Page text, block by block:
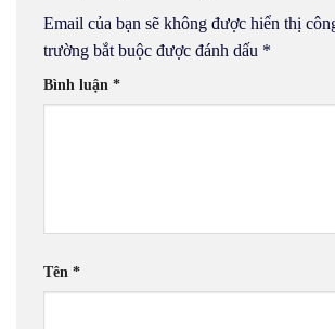
Email của bạn sẽ không được hiển thị
trường bắt buộc được đánh dấu *
Bình luận *
Tên *